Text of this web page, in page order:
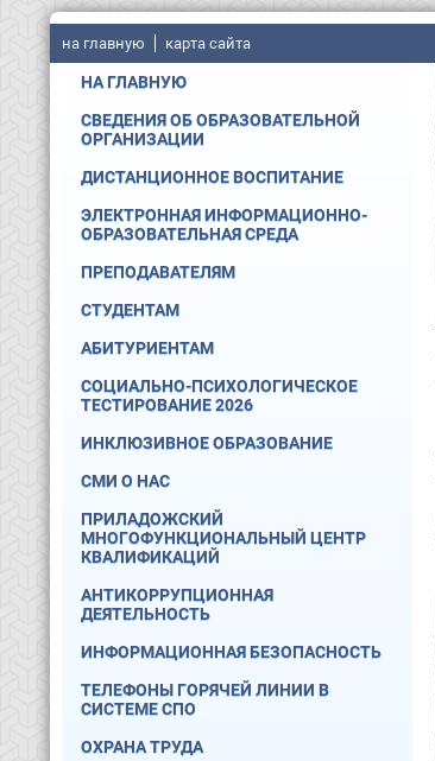
на главную карта сайта
НА ГЛАВНУЮ
СВЕДЕНИЯ ОБ ОБРАЗОВАТЕЛЬНОЙ
ОРГАНИЗАЦИИ
ДИСТАНЦИОННОЕ ВОСПИТАНИЕ
ЭЛЕКТРОННАЯ ИНФОРМАЦИОННО-
ОБРАЗОВАТЕЛЬНАЯ СРЕДА
ПРЕПОДАВАТЕЛЯМ
СТУДЕНТАМ
АБИТУРИЕНТАМ
СОЦИАЛЬНО-ПСИХОЛОГИЧЕСКОЕ
ТЕСТИРОВАНИЕ 2026
ИНКЛЮЗИВНОЕ ОБРАЗОВАНИЕ
СМИ О НАС
ПРИЛАДОЖСКИЙ
МНОГОФУНКЦИОНАЛЬНЫЙ ЦЕНТР
КВАЛИФИКАЦИЙ
АНТИКОРРУПЦИОННАЯ
ДЕЯТЕЛЬНОСТЬ
ИНФОРМАЦИОННАЯ БЕЗОПАСНОСТЬ
ТЕЛЕФОНЫ ГОРЯЧЕЙ ЛИНИИ В
СИСТЕМЕ СПО
ОХРАНА ТРУДА